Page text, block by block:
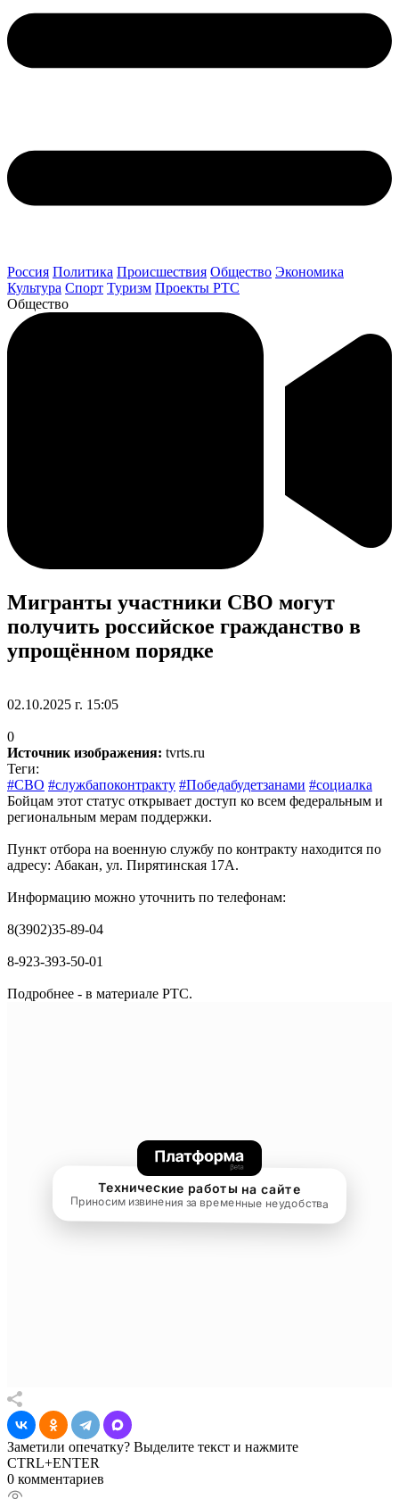
Россия Политика Происшествия Общество Экономика
Культура Спорт Туризм Проекты РТС
Общество
Мигранты участники СВО могут
получить российское гражданство в
упрощённом порядке
02.10.2025 г. 15:05
0
Источник изображения: tvrts.ru
Теги:
#СВО #службапоконтракту #Победабудетзанами #социалка
Бойцам этот статус открывает доступ ко всем федеральным и
региональным мерам поддержки.
Пункт отбора на военную службу по контракту находится по
адресу: Абакан, ул. Пирятинская 17А.
Информацию можно уточнить по телефонам:
8(3902)35-89-04
8-923-393-50-01
Подробнее - в материале РТС.
Заметили опечатку? Выделите текст и нажмите
CTRL+ENTER
0 комментариев